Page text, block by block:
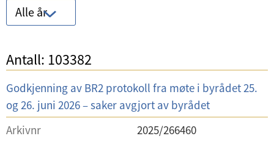
o
i
i
s
k
r
p
å
u
t
i
t
r
e
r
p
V
i
s
e
r
Antall: 103382
S
a
k
s
Godkjenning av BR2 protokoll fra møte i byrådet 25.
og 26. juni 2026 – saker avgjort av byrådet
Arkivnr
2025/266460